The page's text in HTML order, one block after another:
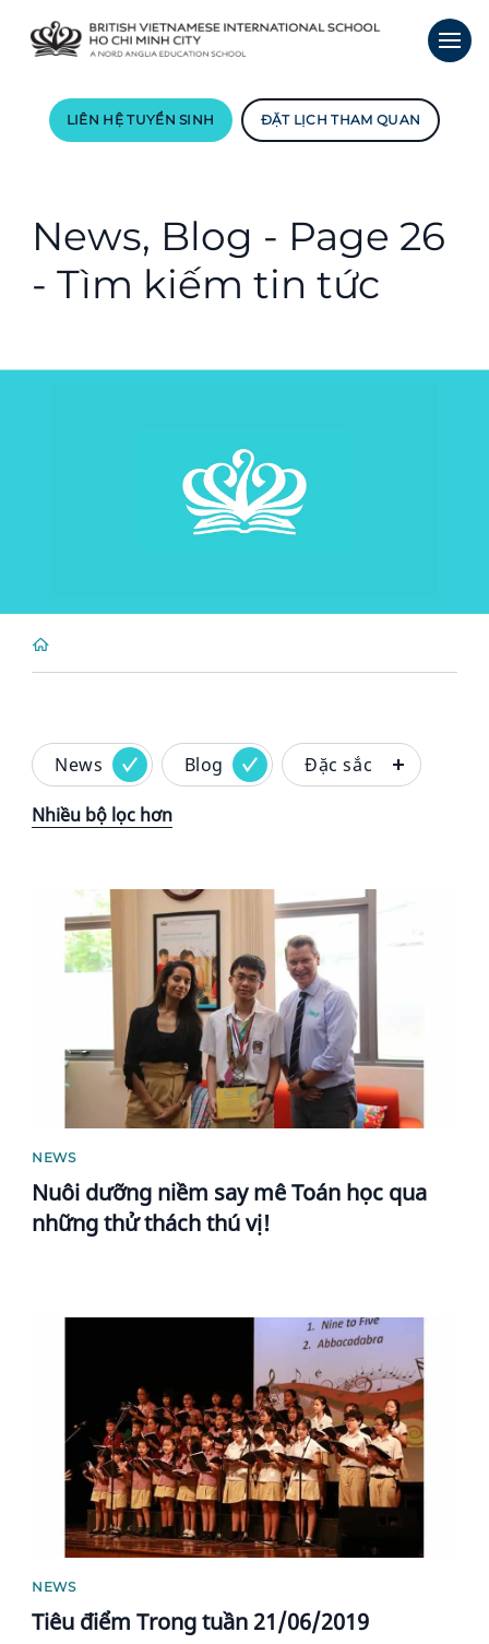
LIÊN HỆ TUYỂN SINH ĐẶT LỊCH THAM QUAN
News, Blog - Page 26
- Tìm kiếm tin tức
News Blog Đặc sắc
Nhiều bộ lọc hơn
News image
NEWS
Nuôi dưỡng niềm say mê Toán học qua
những thử thách thú vị!
NEWS
Tiêu điểm Trong tuần 21/06/2019